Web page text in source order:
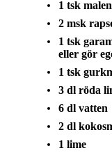
1 tsk
2 msk
1 tsk
eller gör
1 tsk
3 dl röda
6 dl vatten
2 dl
1 lime